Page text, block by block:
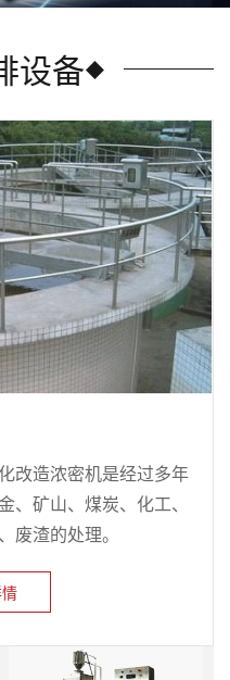
设备
改造浓密机是经过多年
、矿山、煤炭、化工、
废渣的处理。